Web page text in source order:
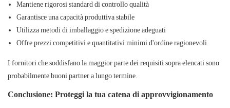
Mantiene rigorosi standard di controllo qualità
Garantisce una capacità produttiva stabile
Utilizza metodi di imballaggio e spedizione adeguati
Offre prezzi competitivi e quantitativi minimi d'ordine ragionevoli.
I fornitori che soddisfano la maggior parte dei requisiti sopra elencati sono
probabilmente buoni partner a lungo termine.
Conclusione: Proteggi la tua catena di approvvigionamento